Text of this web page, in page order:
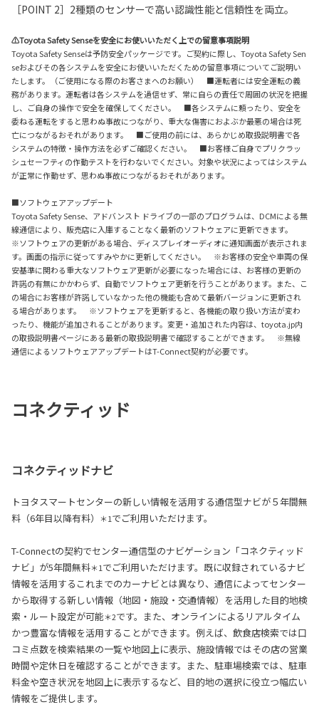
［POINT 2］2種類のセンサーで高い認識性能と信頼性を両立。
⚠Toyota Safety Senseを安全にお使いいただく上での留意事項説明
Toyota Safety Senseは予防安全パッケージです。ご契約に際し、Toyota Safety Sen
seおよびその各システムを安全にお使いいただくための留意事項についてご説明い
たします。（ご使用になる際のお客さまへのお願い） ■運転者には安全運転の義
務があります。運転者は各システムを過信せず、常に自らの責任で周囲の状況を把握
し、ご自身の操作で安全を確保してください。 ■各システムに頼ったり、安全を
委ねる運転をすると思わぬ事故につながり、重大な傷害におよぶか最悪の場合は死
亡につながるおそれがあります。 ■ご使用の前には、あらかじめ取扱説明書で各
システムの特徴・操作方法を必ずご確認ください。 ■お客様ご自身でプリクラッ
シュセーフティの作動テストを行わないでください。対象や状況によってはシステム
が正常に作動せず、思わぬ事故につながるおそれがあります。
■ソフトウェアアップデート
Toyota Safety Sense、アドバンスト ドライブの一部のプログラムは、DCMによる無
線通信により、販売店に入庫することなく最新のソフトウェアに更新できます。
※ソフトウェアの更新がある場合、ディスプレイオーディオに通知画面が表示されま
す。画面の指示に従ってすみやかに更新してください。 ※お客様の安全や車両の保
安基準に関わる重大なソフトウェア更新が必要になった場合には、お客様の更新の
許諾の有無にかかわらず、自動でソフトウェア更新を行うことがあります。また、こ
の場合にお客様が許諾していなかった他の機能も含めて最新バージョンに更新され
る場合があります。 ※ソフトウェアを更新すると、各機能の取り扱い方法が変わ
ったり、機能が追加されることがあります。変更・追加された内容は、toyota.jp内
の取扱説明書ページにある最新の取扱説明書で確認することができます。 ※無線
通信によるソフトウェアアップデートはT-Connect契約が必要です。
コネクティッド
コネクティッドナビ
トヨタスマートセンターの新しい情報を活用する通信型ナビが５年間無
料（6年目以降有料）
＊1でご利用いただけます。
T-Connectの契約でセンター通信型のナビゲーション「コネクティッド
ナビ」が5年間無料＊1でご利用いただけます。既に収録されているナビ
情報を活用するこれまでのカーナビとは異なり、通信によってセンター
から取得する新しい情報（地図・施設・交通情報）を活用した目的地検
索・ルート設定が可能＊2です。また、オンラインによるリアルタイム
かつ豊富な情報を活用することができます。例えば、飲食店検索では口
コミ点数を検索結果の一覧や地図上に表示、施設情報ではその店の営業
時間や定休日を確認することができます。また、駐車場検索では、駐車
料金や空き状況を地図上に表示するなど、目的地の選択に役立つ幅広い
情報をご提供します。